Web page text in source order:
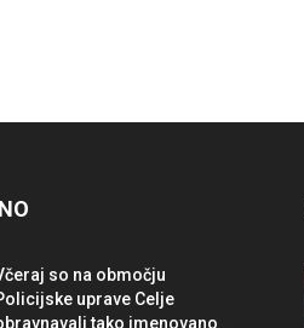
so na območju
uprave Celje
tako imenovano